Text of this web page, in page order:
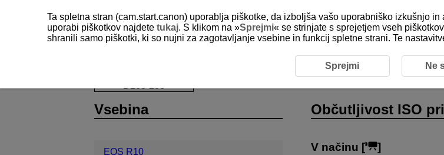
Občutljivost ISO pri snemanju filma
Občutljivost ISO
V načinu [ ]
Vsebina
EOS R10
Ta spletna stran (cam.start.canon) uporablja piškotke, da izboljša vašo uporabniško izkušnjo
uporabi piškotkov najdete tukaj. S klikom na »Sprejmi« se strinjate s sprejetjem vseh
shranili samo piškotki, ki so nujni za zagotavljanje vsebine in funkcij spletne strani. Te
Sprejmi Ne